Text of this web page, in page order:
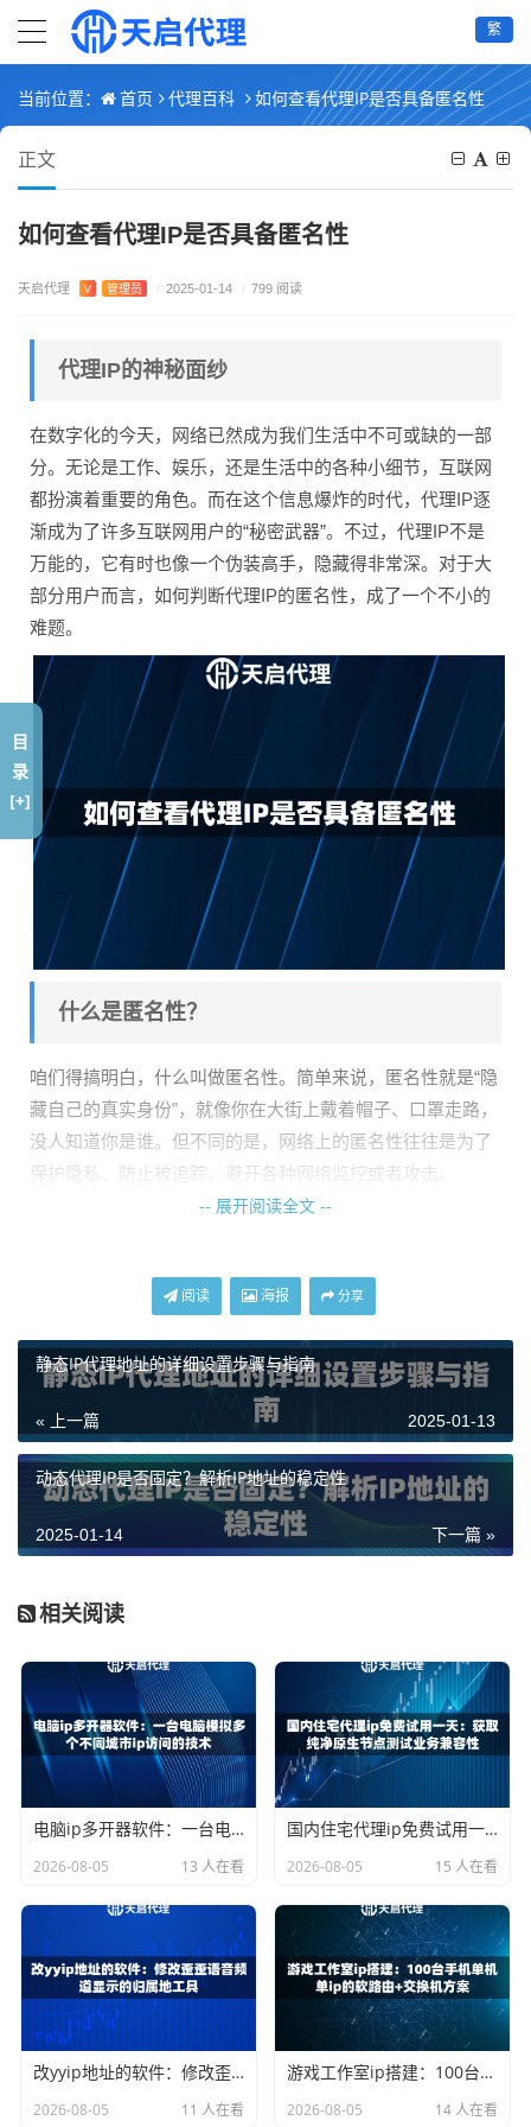
繁
当前位置： 首页 代理百科 如何查看代理IP是否具备匿名性
正文
如何查看代理IP是否具备匿名性
天启代理 V 管理员 / 2025-01-14 / 799 阅读
代理IP的神秘面纱
在数字化的今天，网络已然成为我们生活中不可或缺的一部
分。无论是工作、娱乐，还是生活中的各种小细节，互联网
都扮演着重要的角色。而在这个信息爆炸的时代，代理IP逐
渐成为了许多互联网用户的“秘密武器”。不过，代理IP不是
万能的，它有时也像一个伪装高手，隐藏得非常深。对于大
部分用户而言，如何判断代理IP的匿名性，成了一个不小的
难题。
什么是匿名性？
咱们得搞明白，什么叫做匿名性。简单来说，匿名性就是“隐
藏自己的真实身份”，就像你在大街上戴着帽子、口罩走路，
没人知道你是谁。但不同的是，网络上的匿名性往往是为了
保护隐私、防止被追踪、避开各种网络监控或者攻击。
如果你使用的是代理IP，它就像一个中介，帮你在网络世界
匿名，有的可能只是披了个“伪装”的外衣，一旦你不小心，
它就可能暴露你的位置和身份。
如何判断代理IP是否具备匿名性？
好比你请了一个保镖，如何知道他是不是个合格的保镖呢？
用几个简单的测试就能看出端倪。
网络中每个请求都会带上一些信息，这些信息就像是你的“身
字段，你可以知道代理IP是否暴露了真实IP。有的代理IP会
直像个“不忠实”的代理人，泄露了你的行踪。
要检查代理是否具备匿名性，可以使用一些工具进行模拟测
试，看看它是否能成功隐藏这些头信息。如果这些信息中出
现了真实IP，那就证明这个代理不够“干净”，还需要寻找更
好的。
测试二：通过代理检测工具
在网络上，有不少专门用来检测代理IP匿名性的网站。你只
需要简单地访问这些网站，就能看到自己IP的“虚伪面具”是
否已经被揭穿。通过这些工具，你可以清晰地知道，代理是
否隐藏了你的真实IP地址，甚至会告诉你该代理IP是否存在
泄露原始信息的风险。
测试三：检测代理的IP类型
-- 展开阅读全文 --
阅读 海报 分享
静态IP代理地址的详细设置步骤与指南
« 上一篇 2025-01-13
动态代理IP是否固定？解析IP地址的稳定性
下一篇 »
2025-01-14
相关阅读
电脑ip多开器软件：一台电脑模拟多个不同城市ip访问的技术
2026-08-05 13 人在看
国内住宅代理ip免费试用一天：获取纯净原生节点测试业务兼容性
2026-08-05 15 人在看
改yyip地址的软件：修改歪歪语音频道显示的归属地工具
2026-08-05 11 人在看
游戏工作室ip搭建：100台手机单机单ip的软路由+交换机方案
2026-08-05 14 人在看
目
录
[+]